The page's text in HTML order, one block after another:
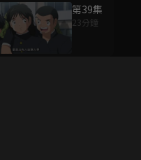
第39集
23分鐘